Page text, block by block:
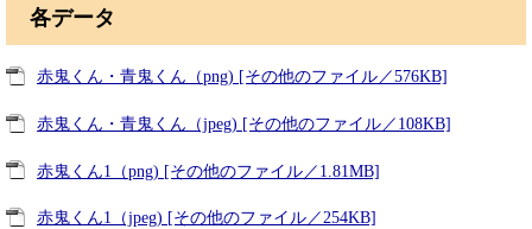
各データ
赤鬼くん・青鬼くん（png) [その他のファイル／576KB]
赤鬼くん・青鬼くん（jpeg) [その他のファイル／108KB]
赤鬼くん1（png) [その他のファイル／1.81MB]
赤鬼くん1（jpeg) [その他のファイル／254KB]